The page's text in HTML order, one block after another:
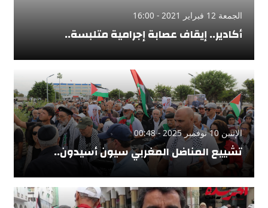
الجمعة 12 فبراير 2021 - 16:00
أكادير.. إيقاف عصابة إجرامية متلبسة..
الإثنين 10 نوفمبر 2025 - 00:48
تشييع المناضل المغربي سيون أسيدون..